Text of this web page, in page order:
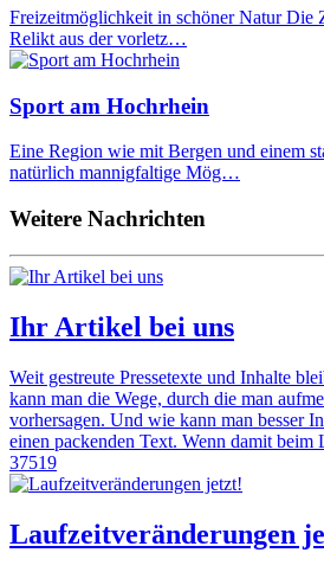
Freizeitmöglichkeit in schöner Natur Die
Relikt aus der vorletz…
Sport am Hochrhein
Eine Region wie mit Bergen und einem
natürlich mannigfaltige Mög…
Weitere Nachrichten
Ihr Artikel bei uns
Weit gestreute Pressetexte und Inhalte
kann man die Wege, durch die man
vorhersagen. Und wie kann man besser
einen packenden Text. Wenn damit
37519
Laufzeitveränderungen